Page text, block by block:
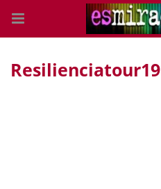
Resilienciatour19